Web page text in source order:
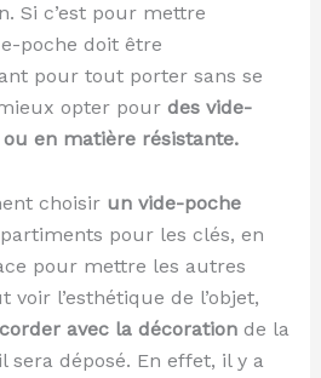
Si c’est pour mettre
poche doit être
pour tout porter sans se
opter pourdes vide-
en matière résistante.
choisir un vide-poche
pour les clés, en
pour mettre les autres
voir l’esthétique de l’objet,
avec la décorationde la
sera déposé. En effet, il y a